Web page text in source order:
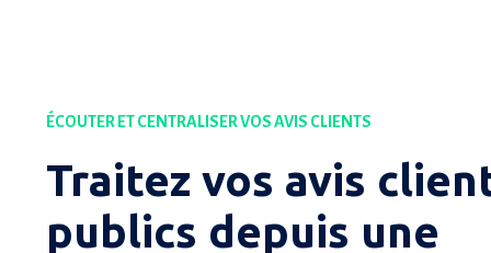
ÉCOUTER ET CENTRALISER VOS AVIS CLIENTS
Traitez vos avis
publics depuis une